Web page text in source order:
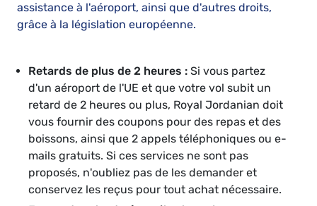
assistance à l'aéroport, ainsi que d'autres droits,
grâce à la législation européenne.
Retards de plus de 2 heures : Si vous partez
d'un aéroport de l'UE et que votre vol subit un
retard de 2 heures ou plus, Royal Jordanian doit
vous fournir des coupons pour des repas et des
boissons, ainsi que 2 appels téléphoniques ou e-
mails gratuits. Si ces services ne sont pas
proposés, n'oubliez pas de les demander et
conservez les reçus pour tout achat nécessaire.